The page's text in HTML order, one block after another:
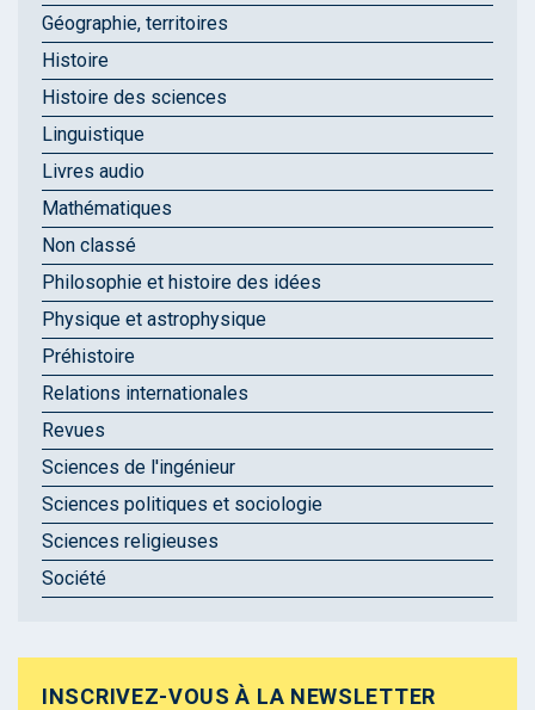
Géographie, territoires
Histoire
Histoire des sciences
Linguistique
Livres audio
Mathématiques
Non classé
Philosophie et histoire des idées
Physique et astrophysique
Préhistoire
Relations internationales
Revues
Sciences de l'ingénieur
Sciences politiques et sociologie
Sciences religieuses
Société
INSCRIVEZ-VOUS À LA NEWSLETTER